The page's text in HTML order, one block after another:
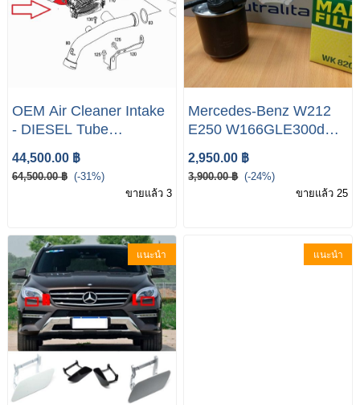
OEM Air Cleaner Intake
- DIESEL Tube
MASS METER OM642
W166 GLE/ML W221
44,500.00 ฿
64,500.00 ฿ (-31%)
ขายแล้ว 3
Mercedes-Benz W212
E250 W166GLE300d
6510902852
2,950.00 ฿
3,900.00 ฿ (-24%)
ขายแล้ว 25
แนะนำ แนะนำ